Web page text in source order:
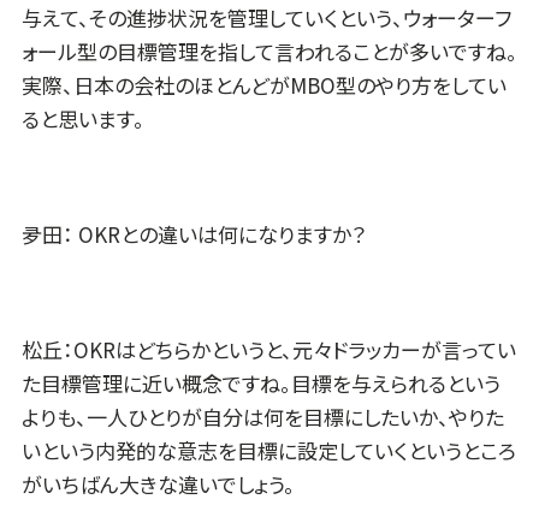
与えて、その進捗状況を管理していくという、ウォーターフ
ォール型の目標管理を指して言われることが多いですね。
実際、日本の会社のほとんどがMBO型のやり方をしてい
ると思います。
夛田： OKRとの違いは何になりますか？
松丘：OKRはどちらかというと、元々ドラッカーが言ってい
た目標管理に近い概念ですね。目標を与えられるという
よりも、一人ひとりが自分は何を目標にしたいか、やりた
いという内発的な意志を目標に設定していくというところ
がいちばん大きな違いでしょう。